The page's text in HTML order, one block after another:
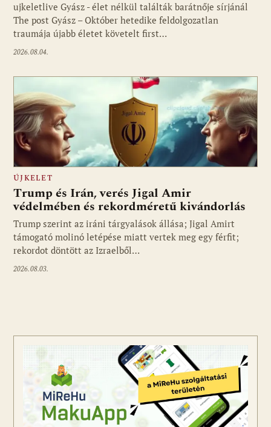
Fotó: ujkelet.live
ujkeletlive Gyász - élet nélkül találták barátnője sírjánál
The post Gyász – Október hetedike feldolgozatlan
traumája újabb életet követelt first…
2026.08.04.
ÚJKELET
Trump és Irán, verés Jigal Amir
védelmében és rekordméretű kivándorlás
Trump szerint az iráni tárgyalások állása; Jigal Amirt
támogató molinó letépése miatt vertek meg egy férfit;
rekordot döntött az Izraelből…
2026.08.03.